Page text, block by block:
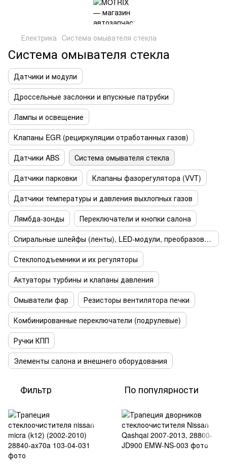
Електрика Система омывателя стекла
Система омывателя стекла
Датчики и модули
Дроссельные заслонки и впускные патрубки
Лампы и освещение
Клапаны EGR (рециркуляции отработанных газов)
Датчики ABS
Система омывателя стекла
Датчики парковки
Клапаны фазорегулятора (VVT)
Датчики температуры и давления выхлопных газов
Лямбда-зонды
Переключатели и кнопки салона
Спиральные шлейфы (ленты), LED-модули, преобразователи
Стеклоподъемники и их регуляторы
Актуаторы турбины и клапаны давления
Омыватели фар
Резисторы вентилятора печки
Комбинированные переключатели (подрулевые)
Ручки КПП
Элементы салона и внешнего оборудования
Фильтр По популярности